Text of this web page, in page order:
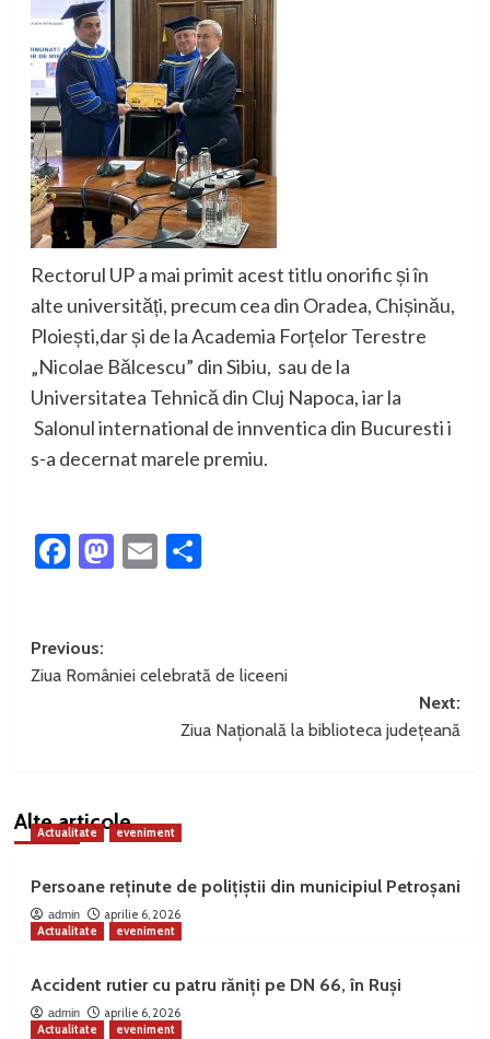
Rectorul UP a mai primit acest titlu onorific și în
alte universități, precum cea din Oradea, Chișinău,
Ploiești,dar și de la Academia Forțelor Terestre
„Nicolae Bălcescu” din Sibiu, sau de la
Universitatea Tehnică din Cluj Napoca, iar la
Salonul international de innventica din Bucuresti i
s-a decernat marele premiu.
Facebook
Mastodon
EmailPartajează
Post
navigation
Previous:
Ziua României celebrată de liceeni
Next:
Ziua Națională la biblioteca județeană
Alte articole
Actualitate eveniment
Persoane reținute de polițiștii din municipiul Petroșani
admin
aprilie 6, 2026
Actualitate
eveniment
Accident rutier cu patru răniți pe DN 66, în Ruși
admin
aprilie 6, 2026
Actualitate
eveniment